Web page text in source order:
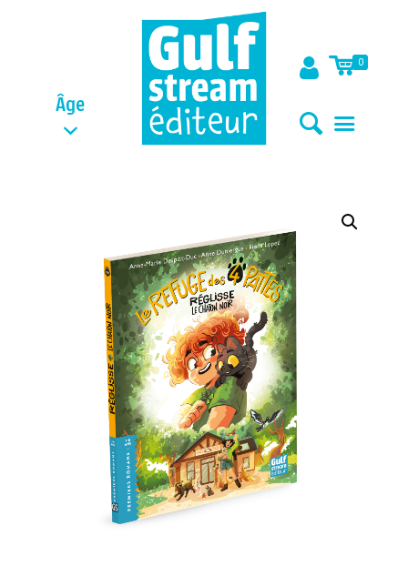
Âge
0